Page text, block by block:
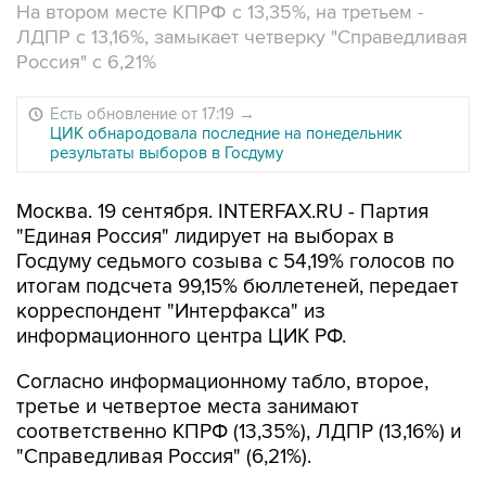
На втором месте КПРФ с 13,35%, на третьем -
ЛДПР с 13,16%, замыкает четверку "Справедливая
Россия" с 6,21%
Есть обновление от 17:19 →
ЦИК обнародовала последние на понедельник
результаты выборов в Госдуму
Москва. 19 сентября. INTERFAX.RU - Партия
"Единая Россия" лидирует на выборах в
Госдуму седьмого созыва с 54,19% голосов по
итогам подсчета 99,15% бюллетеней, передает
корреспондент "Интерфакса" из
информационного центра ЦИК РФ.
Согласно информационному табло, второе,
третье и четвертое места занимают
соответственно КПРФ (13,35%), ЛДПР (13,16%) и
"Справедливая Россия" (6,21%).